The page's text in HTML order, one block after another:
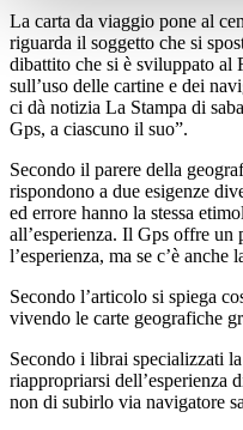
La carta da viaggio pone al
riguarda il soggetto che si
dibattito che si è sviluppato al
sull’uso delle cartine e dei
ci dà notizia La Stampa di
Gps, a ciascuno il suo”.
Secondo il parere della
rispondono a due esigenze
ed errore hanno la stessa
all’esperienza. Il Gps offre un
l’esperienza, ma se c’è anche
Secondo l’articolo si spiega
vivendo le carte geografiche
Secondo i librai specializzati
riappropriarsi
non di subirlo via navigatore